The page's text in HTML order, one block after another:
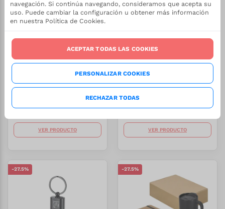
NOVEDADES
Encendedor Meilty
REF:
Stock:
VER PRODUCTO
Lámpara Juliett
Stock:
VER PRODUCTO
-27.5% -27.5%
navegación. Si continúa navegando, consideramos que acepta su
uso. Puede cambiar la configuración u obtener más información
en nuestra Política de Cookies.
RECHAZAR TODAS
PERSONALIZAR COOKIES
ACEPTAR TODAS LAS COOKIES